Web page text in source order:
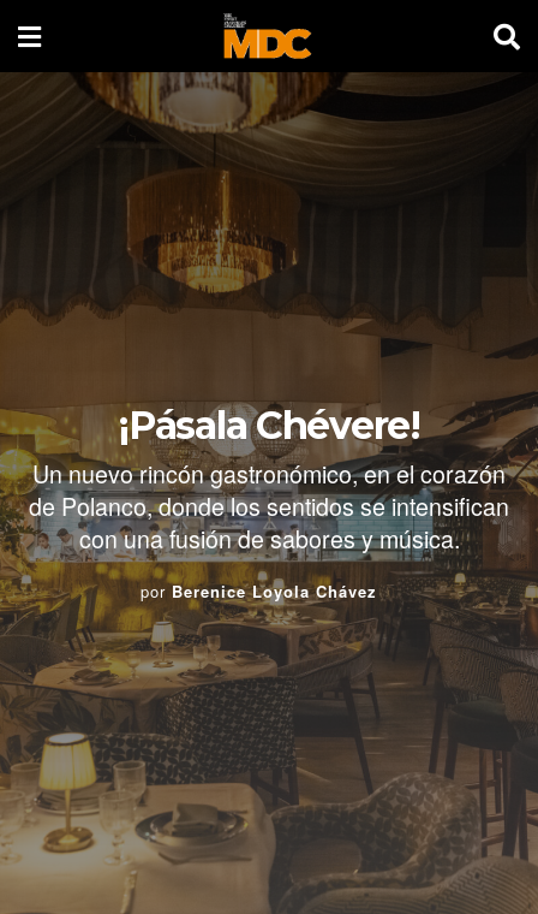
¡Pásala Chévere!
Un nuevo rincón gastronómico, en el corazón
de Polanco, donde los sentidos se intensifican
con una fusión de sabores y música.
por Berenice Loyola Chávez